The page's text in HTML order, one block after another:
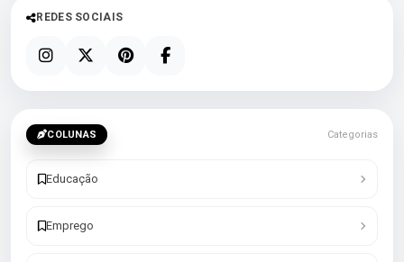
REDES SOCIAIS
COLUNAS Categorias
Educação
Emprego